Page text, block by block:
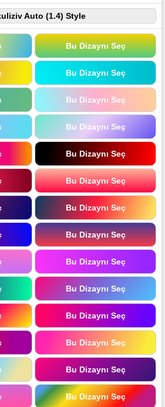
Auto (1.4) Style
Bu Dizaynı Seç
Bu Dizaynı Seç
Bu Dizaynı Seç
Bu Dizaynı Seç
Bu Dizaynı Seç
Bu Dizaynı Seç
Bu Dizaynı Seç
Bu Dizaynı Seç
Bu Dizaynı Seç
Bu Dizaynı Seç
Bu Dizaynı Seç
Bu Dizaynı Seç
Bu Dizaynı Seç
Bu Dizaynı Seç